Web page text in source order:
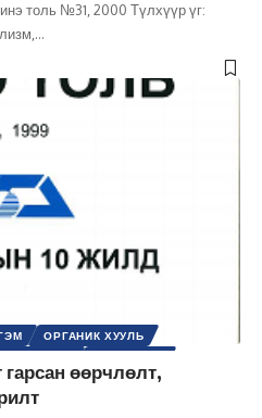
толь №31, 2000 Түлхүүр үг:
…
ОРГАНИК ХУУЛЬ
ЭРХ ЧӨЛӨӨөөрчлөлт,